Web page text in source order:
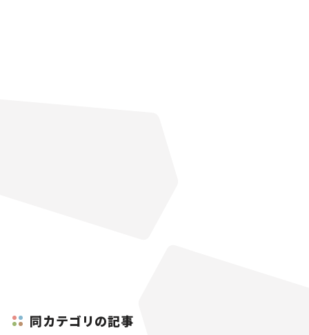
同カテゴリの記事